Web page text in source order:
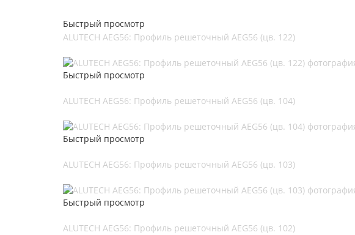
Быстрый просмотр
ALUTECH AEG56: Профиль решеточный AEG56 (цв. 122)
Быстрый просмотр
ALUTECH AEG56: Профиль решеточный AEG56 (цв. 104)
Быстрый просмотр
ALUTECH AEG56: Профиль решеточный AEG56 (цв. 103)
Быстрый просмотр
ALUTECH AEG56: Профиль решеточный AEG56 (цв. 102)